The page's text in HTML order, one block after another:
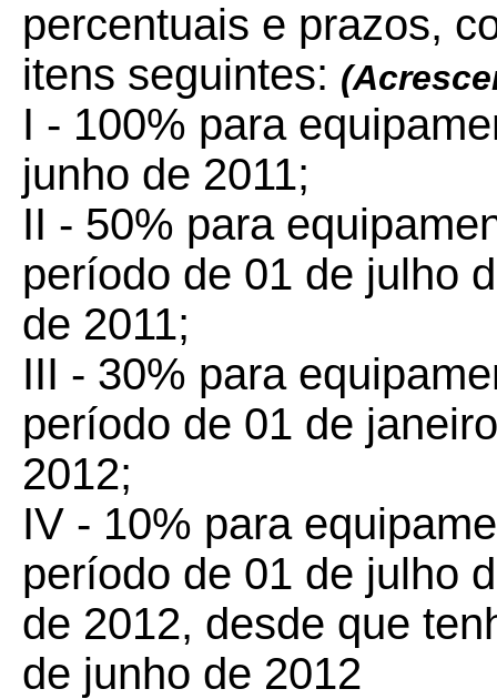
percentuais e prazos,
itens seguintes:
I - 100% para
junho de 2011;
II - 50% para
período de 01 de julho
de 2011;
III - 30% para
período de 01 de
2012;
IV - 10% para
período de 01 de julho
de 2012, desde que
de junho de 2012